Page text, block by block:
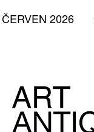
ČERVEN 2026